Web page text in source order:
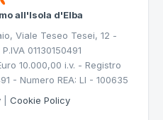
all'Isola d'Elba
Viale Teseo Tesei, 12 -
01130150491
10.000,00 i.v. - Registro
- Numero REA: LI - 100635
| Cookie Policy